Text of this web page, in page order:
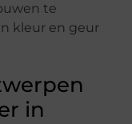
te
kleur en geur
in